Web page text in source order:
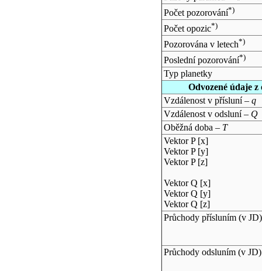
Počet pozorování*)
Počet opozic*)
Pozorována v letech*)
Poslední pozorování*)
Typ planetky
Odvozené údaje
Vzdálenost v přísluní – q
Vzdálenost v odsluní – Q
Oběžná doba – T
Vektor P [x]
Vektor P [y]
Vektor P [z]
Vektor Q [x]
Vektor Q [y]
Vektor Q [z]
Průchody přísluním (v JD)
Průchody odsluním (v JD)